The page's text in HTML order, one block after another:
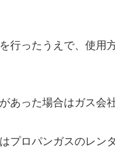
行ったうえで、使用
あった場合はガス会
プロパンガスのレン